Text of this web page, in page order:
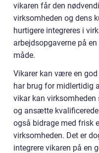
vikaren får den
virksomheden og dens
hurtigere integreres i
arbejdsopgaverne på
måde.
Vikarer kan være en
har brug for midlertidig
vikar kan
og ansætte
også bidrage med frisk
virksomheden. Det er
integrere vikaren på en